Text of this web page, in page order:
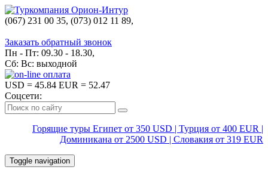
(067) 231 00 35, (073) 012 11 89,
Заказать обратный звонок
Пн - Пт: 09.30 - 18.30,
Сб: Вс: выходной
USD = 45.84 EUR = 52.47
Соцсети:
Горящие туры Египет от 350 USD | Турция от 400 EUR |
Доминикана от 2500 USD | Словакия от 319 EUR
Toggle navigation